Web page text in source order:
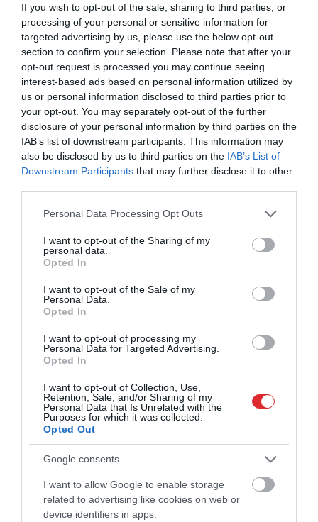
If you wish to opt-out of the sale, sharing to third parties, or
processing of your personal or sensitive information for
targeted advertising by us, please use the below opt-out
section to confirm your selection. Please note that after your
opt-out request is processed you may continue seeing
interest-based ads based on personal information utilized by
us or personal information disclosed to third parties prior to
your opt-out. You may separately opt-out of the further
disclosure of your personal information by third parties on the
IAB’s list of downstream participants. This information may
also be disclosed by us to third parties on the IAB’s List of
Downstream Participants that may further disclose it to other
Please note that this website/app uses one or more Google
not limited to your visit or usage behaviour. You may click to
grant or deny consent to Google and its third-party tags to
use your data for below specified purposes in below Google
consent section.
Personal Data Processing Opt Outs
I want to opt-out of the Sharing of my
personal data.
Opted In
I want to opt-out of the Sale of my
Personal Data.
Opted In
I want to opt-out of processing my
Personal Data for Targeted Advertising.
Opted In
I want to opt-out of Collection, Use,
Retention, Sale, and/or Sharing of my
Personal Data that Is Unrelated with the
Purposes for which it was collected.
Opted Out
Google consents
I want to allow Google to enable storage
related to advertising like cookies on web or
device identifiers in apps.
Nīderlandei 26 punktus, piecas atlēkušās
bumbas un deviņas rezultatīvas piespēles
sakrāja Keje van der Vūrsts, 21 punktu guva
Lukass Kruithofs, bet 15 punktus, piecas
rezultatīvas piespēles un septiņas kļūdas sakrāja
spēli piecu piezīmju dēļ priekšlaicīgi beigušais
Mareins Ververss.
F grupā pirmo vietu ar sešām uzvarām sešās
spēlēs izcīnīja Polija, trīs uzvaras tika Latvijai,
Gailīša debijā oficiālās spēlēs viesos ar 72:69
uzvarēja Nīderlandi.
Pirmajās 2027. gada PK kvalifikācijas spēlēs, kas
tika aizvadītas novembrī, latvieši ar 78:86
zaudēja Nīderlandei un ar 86:68 pārspēja
Austriju, bet februāra izskaņā savā laukumā
Polijai piekāpās ar 82:84. Marta sākumā Latvija
ar 72:92 zaudēja Polijas valstsvienībai,
piedzīvojot trešo zaudējumu četrās spēlēs.
Trīs labākās F grupas komandas, ņemot līdzi visu
spēļu rezultātus, otrajā posmā tiksies ar E
trijnieku, un no šī sešinieka trīs labākās
komandas iegūs tiesības spēlēt Pasaules kausa